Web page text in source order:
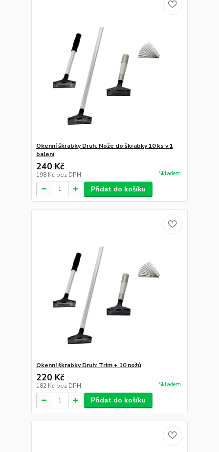
Okenní škrabky Druh: Nože do škrabky 10 ks v 1
balení
240 Kč
198 Kč bez DPH Skladem
Přidat do košíku
Okenní škrabky Druh: Trim + 10 nožů
220 Kč
182 Kč bez DPH Skladem
Přidat do košíku